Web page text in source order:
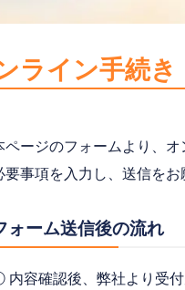
ライン手続き
ページのフォームより、オ
要事項を入力し、送信をお
ォーム送信後の流れ
内容確認後、弊社より受付